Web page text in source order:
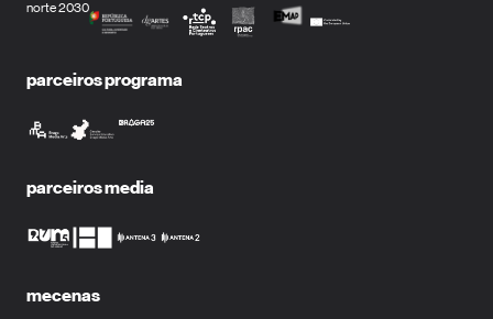
norte 2030
parceiros programa
parceiros media
mecenas